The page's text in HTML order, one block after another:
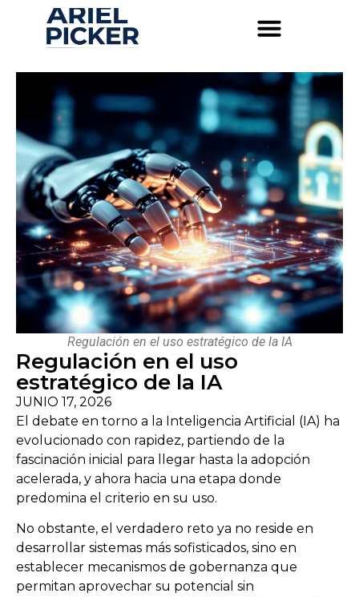
Regulación en el uso estratégico de la IA
Regulación en el uso
estratégico de la IA
JUNIO 17, 2026
El debate en torno a la Inteligencia Artificial (IA) ha
evolucionado con rapidez, partiendo de la
fascinación inicial para llegar hasta la adopción
acelerada, y ahora hacia una etapa donde
predomina el criterio en su uso.
No obstante, e l verdadero reto ya no reside en
desarrollar sistemas más sofisticados, sino en
establecer mecanismos de gobernanza que
permitan aprovechar su potencial sin